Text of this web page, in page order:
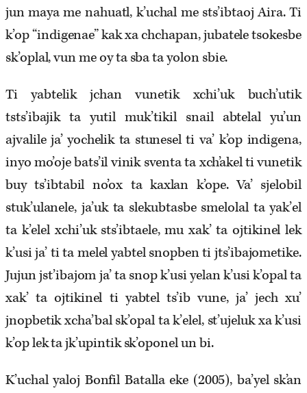
jun maya me nahuatl, k’uchal me sts’ibtaoj Aira. Ti
k’op “indigenae” kak xa chchapan, jubatele tsokesbe
sk’oplal, vun me oy ta sba ta yolon sbie.
Ti yabtelik jchan vunetik xchi’uk buch’utik
tsts’ibajik ta yutil muk’tikil snail abtelal yu’un
ajvalile ja’ yochelik ta stunesel ti va’ k’op indigena,
inyo mo’oje bats’il vinik sventa ta xch’akel ti vunetik
buy ts’ibtabil no’ox ta kaxlan k’ope. Va’ sjelobil
stuk’ulanele, ja’uk ta slekubtasbe smelolal ta yak’el
ta k’elel xchi’uk sts’ibtaele, mu xak’ ta ojtikinel lek
k’usi ja’ ti ta melel yabtel snopben ti jts’ibajometike.
Jujun jst’ibajom ja’ ta snop k’usi yelan k’usi k’opal ta
xak’ ta ojtikinel ti yabtel ts’ib vune, ja’ jech xu’
jnopbetik xcha’bal sk’opal ta k’elel, st’ujeluk xa k’usi
k’op lek ta jk’upintik sk’oponel un bi.
K’uchal yaloj Bonfil Batalla eke (2005), ba’yel sk’an